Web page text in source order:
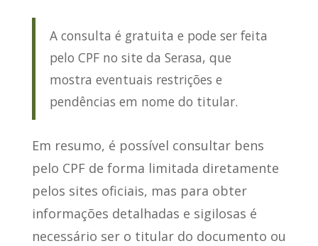
A consulta é gratuita e pode ser feita
pelo CPF no site da Serasa, que
mostra eventuais restrições e
pendências em nome do titular.
Em resumo, é possível consultar bens
pelo CPF de forma limitada diretamente
pelos sites oficiais, mas para obter
informações detalhadas e sigilosas é
necessário ser o titular do documento ou